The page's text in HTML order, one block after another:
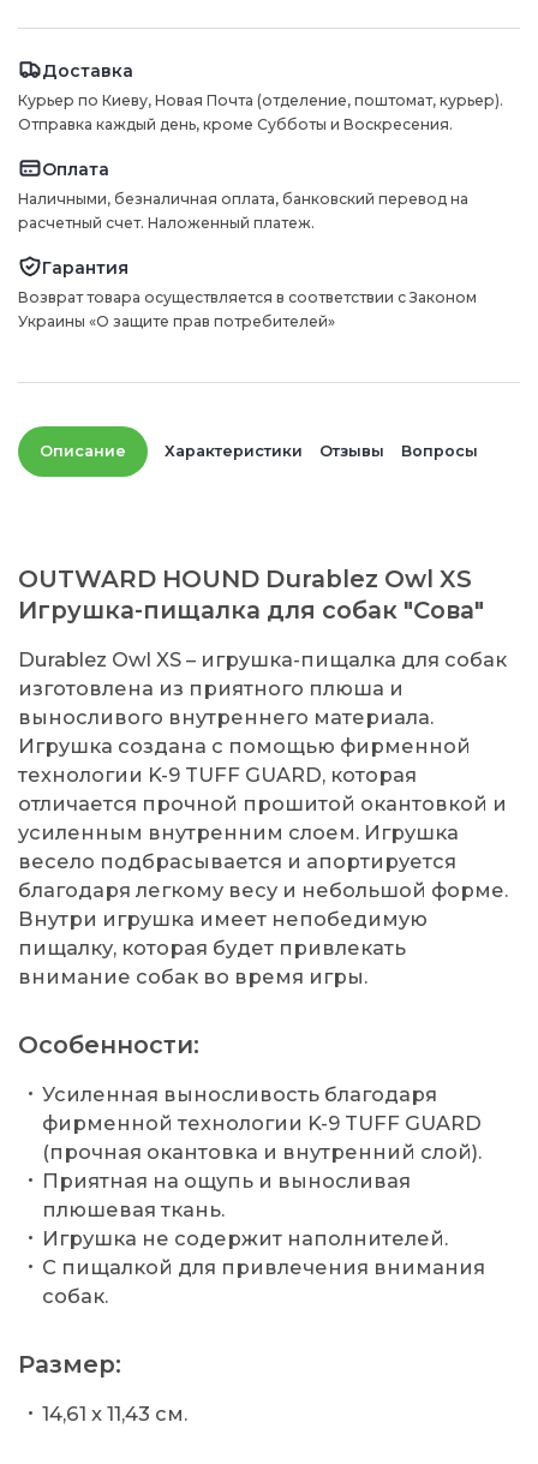
Доставка
Курьер по Киеву, Новая Почта (отделение, поштомат, курьер).
Отправка каждый день, кроме Субботы и Воскресения.
Оплата
Наличными, безналичная оплата, банковский перевод на
расчетный счет. Наложенный платеж.
Гарантия
Возврат товара осуществляется в соответствии с Законом
Украины «О защите прав потребителей»
Описание Характеристики Отзывы Вопросы
OUTWARD HOUND Durablez Owl XS
Игрушка-пищалка для собак "Сова"
Durablez Owl XS – игрушка-пищалка для собак
изготовлена из приятного плюша и
выносливого внутреннего материала.
Игрушка создана с помощью фирменной
технологии K-9 TUFF GUARD, которая
отличается прочной прошитой окантовкой и
усиленным внутренним слоем. Игрушка
весело подбрасывается и апортируется
благодаря легкому весу и небольшой форме.
Внутри игрушка имеет непобедимую
пищалку, которая будет привлекать
внимание собак во время игры.
Особенности:
Усиленная выносливость благодаря
фирменной технологии K-9 TUFF GUARD
(прочная окантовка и внутренний слой).
Приятная на ощупь и выносливая
плюшевая ткань.
Игрушка не содержит наполнителей.
С пищалкой для привлечения внимания
собак.
Размер:
14,61 x 11,43 см.